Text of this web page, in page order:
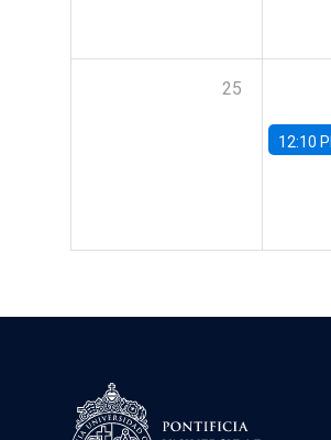
25
12:10